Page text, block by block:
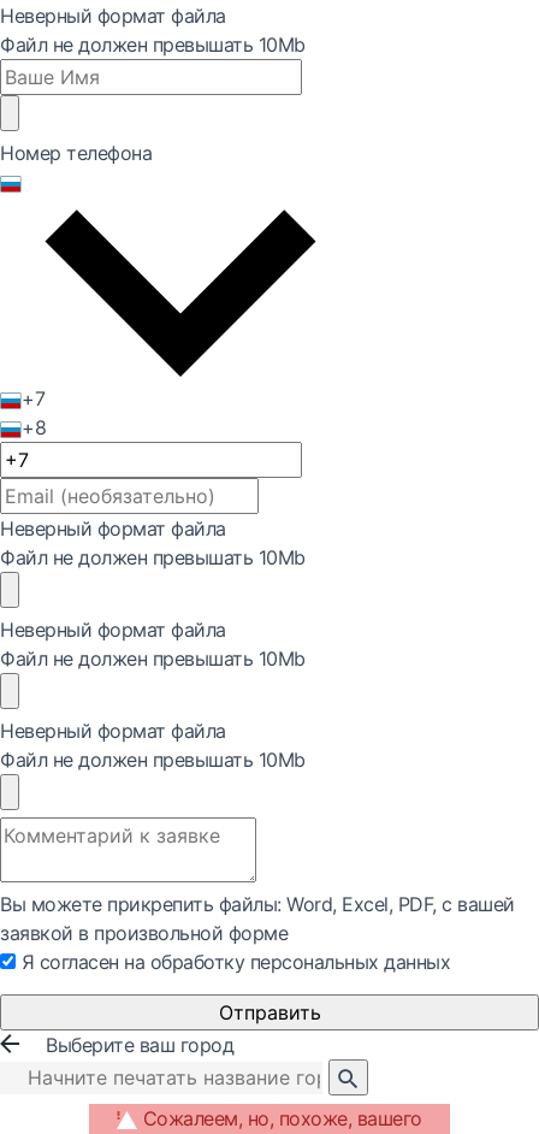
Неверный формат файла
Файл не должен превышать 10Mb
Номер телефона
+7
+8
Неверный формат файла
Файл не должен превышать 10Mb
Неверный формат файла
Файл не должен превышать 10Mb
Неверный формат файла
Файл не должен превышать 10Mb
Вы можете прикрепить файлы: Word, Exсel, PDF, с вашей
заявкой в произвольной форме
Я согласен на обработку персональных данных
Отправить
Выберите ваш город
Сожалеем, но, похоже, вашего